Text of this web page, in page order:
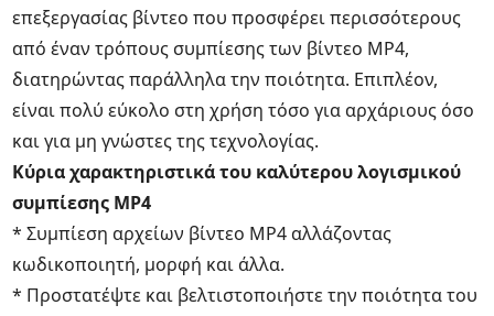
επεξεργασίας βίντεο που προσφέρει περισσότερους
από έναν τρόπους συμπίεσης των βίντεο MP4,
διατηρώντας παράλληλα την ποιότητα. Επιπλέον,
είναι πολύ εύκολο στη χρήση τόσο για αρχάριους όσο
και για μη γνώστες της τεχνολογίας.
Κύρια χαρακτηριστικά του καλύτερου λογισμικού
συμπίεσης MP4
* Συμπίεση αρχείων βίντεο MP4 αλλάζοντας
κωδικοποιητή, μορφή και άλλα.
* Προστατέψτε και βελτιστοποιήστε την ποιότητα του